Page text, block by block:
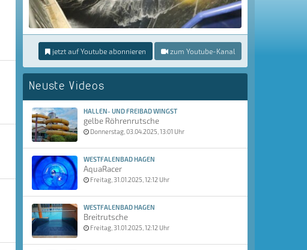
jetzt auf Youtube abonnieren zum Youtube-Kanal
Neuste Videos
HALLEN- UND FREIBAD WINGST
gelbe Röhrenrutsche
Donnerstag, 03.04.2025, 13:01 Uhr
WESTFALENBAD HAGEN
AquaRacer
Freitag, 31.01.2025, 12:12 Uhr
WESTFALENBAD HAGEN
Breitrutsche
Freitag, 31.01.2025, 12:12 Uhr